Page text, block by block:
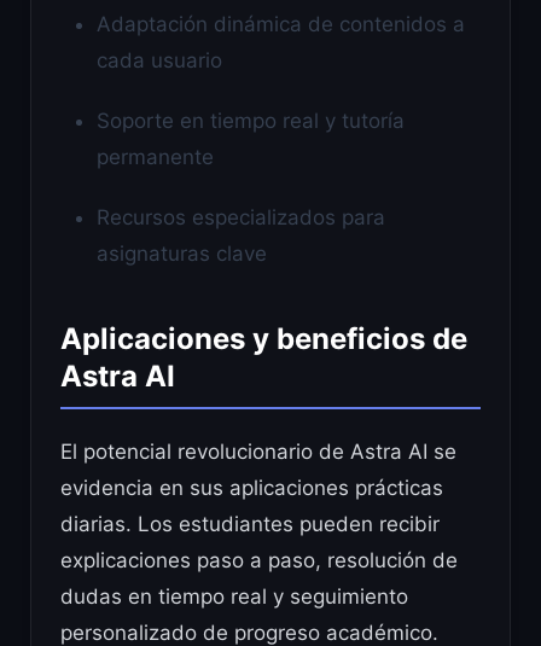
Adaptación dinámica de contenidos a
cada usuario
Soporte en tiempo real y tutoría
permanente
Recursos especializados para
asignaturas clave
Aplicaciones y beneficios de
Astra AI
El potencial revolucionario de Astra AI se
evidencia en sus aplicaciones prácticas
diarias. Los estudiantes pueden recibir
explicaciones paso a paso, resolución de
dudas en tiempo real y seguimiento
personalizado de progreso académico.